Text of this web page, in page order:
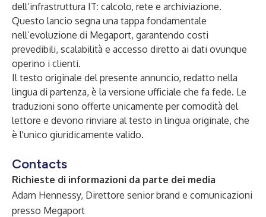
dell’infrastruttura IT: calcolo, rete e archiviazione.
Questo lancio segna una tappa fondamentale
nell’evoluzione di Megaport, garantendo costi
prevedibili, scalabilità e accesso diretto ai dati ovunque
operino i clienti.
Il testo originale del presente annuncio, redatto nella
lingua di partenza, è la versione ufficiale che fa fede. Le
traduzioni sono offerte unicamente per comodità del
lettore e devono rinviare al testo in lingua originale, che
è l'unico giuridicamente valido.
Contacts
Richieste di informazioni da parte dei media
Adam Hennessy, Direttore senior brand e comunicazioni
presso Megaport